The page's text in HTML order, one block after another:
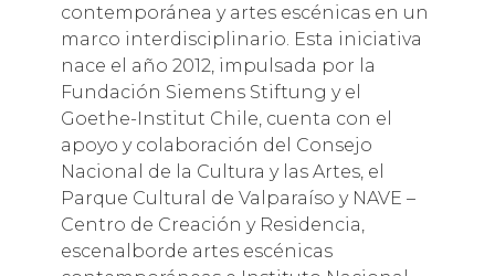
contemporánea y artes escénicas en un
marco interdisciplinario. Esta iniciativa
nace el año 2012, impulsada por la
Fundación Siemens Stiftung y el
Goethe-Institut Chile, cuenta con el
apoyo y colaboración del Consejo
Nacional de la Cultura y las Artes, el
Parque Cultural de Valparaíso y NAVE –
Centro de Creación y Residencia,
escenalborde artes escénicas